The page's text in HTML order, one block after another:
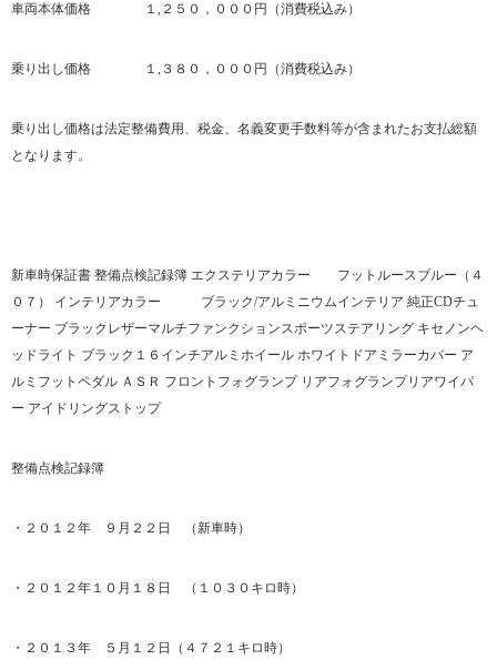
​車両本体価格 １,２５０，０００円（消費税込み）
乗り出し価格 １,３８０，０００円（消費税込み）
乗り出し価格は法定整備費用、税金、名義変更手数料等が含まれたお支払総額
となります。
新車時保証書 整備点検記録簿 エクステリアカラー フットルースブルー（４
０７） インテリアカラー ブラック/アルミニウムインテリア 純正CDチュ
ーナー ブラックレザーマルチファンクションスポーツステアリング キセノンヘ
ッドライト ブラック１６インチアルミホイール ホワイトドアミラーカバー ア
ルミフットペダル ＡＳＲ フロントフォグランプ リアフォグランプリアワイパ
ー アイドリングストップ
整備点検記録簿
・２０１２年 ９月２２日 （新車時）
・２０１２年１０月１８日 （１０３０キロ時）
・２０１３年 ５月１２日（４７２１キロ時）